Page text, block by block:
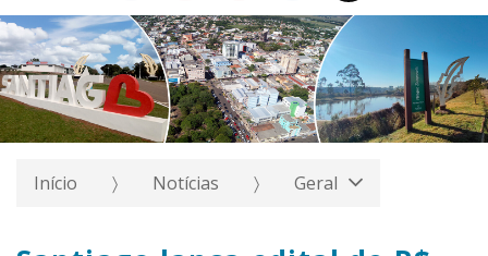
Início Notícias Geral